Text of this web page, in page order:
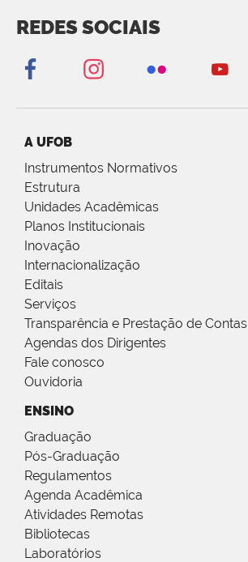
REDES SOCIAIS
A UFOB
Instrumentos Normativos
Estrutura
Unidades Acadêmicas
Planos Institucionais
Inovação
Internacionalização
Editais
Serviços
Transparência e Prestação de Contas
Agendas dos Dirigentes
Fale conosco
Ouvidoria
ENSINO
Graduação
Pós-Graduação
Regulamentos
Agenda Acadêmica
Atividades Remotas
Bibliotecas
Laboratórios